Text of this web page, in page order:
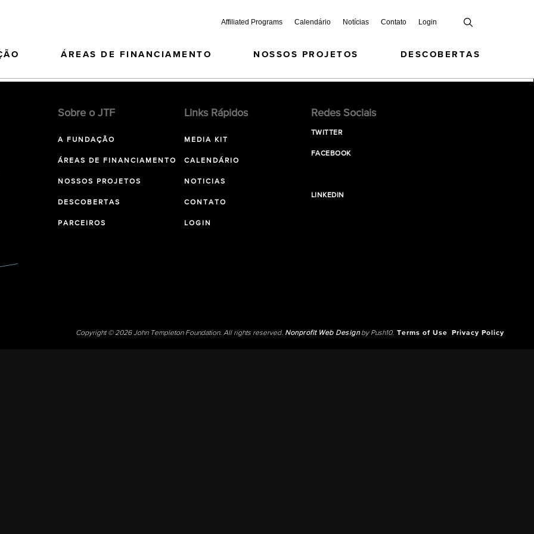
Affiliated Programs Calendário Notícias Contato Login
ÁREAS DE FINANCIAMENTO NOSSOS PROJETOS DESCOBERTAS
Sobre o JTF
A FUNDAÇÃO
ÁREAS DE FINANCIAMENTO
NOSSOS PROJETOS
DESCOBERTAS
PARCEIROS
Links Rápidos
MEDIA KIT
CALENDÁRIO
NOTICIAS
CONTATO
LOGIN
Redes Sociais
TWITTER
FACEBOOK
LINKEDIN
Copyright © 2026 John Templeton Foundation. All rights reserved. Nonprofit Web Designby Push10. Terms of Use Privacy Policy